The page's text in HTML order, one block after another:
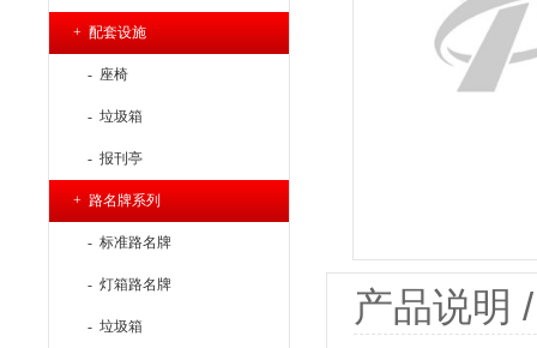
+ 配套设施
- 座椅
- 垃圾箱
- 报刊亭
+ 路名牌系列
- 标准路名牌
- 灯箱路名牌
- 垃圾箱 产品说明